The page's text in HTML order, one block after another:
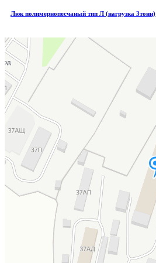
Люк полимернопесчаный тип Л (нагрузка 3тонн)